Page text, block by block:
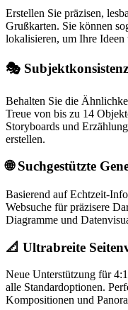
Erstellen Sie präzisen,
Grußkarten. Sie können
lokalisieren, um Ihre
🎭 Subjektkonsistenz
Behalten Sie die
Treue von bis zu 14
Storyboards und
erstellen.
🌐 Suchgestützte
Basierend auf Echtzeit-
Websuche für präzisere
Diagramme und
📐 Ultrabreite
Neue Unterstützung für
alle Standardoptionen.
Kompositionen und